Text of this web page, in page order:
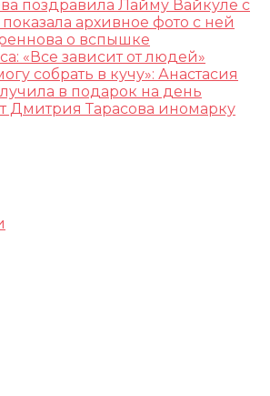
поздравила Лайму Вайкуле с
архивное фото с ней
о вспышке
«Все зависит от людей»
собрать в кучу»: Анастасия
в подарок на день
Дмитрия Тарасова иномарку